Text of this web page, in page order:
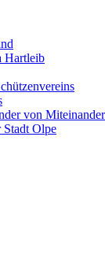
Hartleib
von
Stadt Olpe